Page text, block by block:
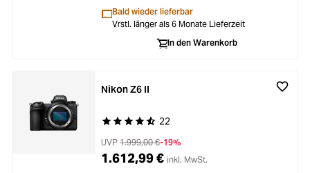
Bald wieder lieferbar
Vrstl. länger als 6 Monate Lieferzeit
In den Warenkorb
Durchschnittliche Bewertung von 4.8 von 5
22
Nikon Z6 II
UVP 1.999,00 €-19%
1.612,99 € inkl. MwSt.